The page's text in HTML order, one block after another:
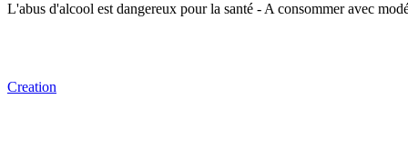
L'abus d'alcool est dangereux pour la santé - A consommer avec
Creation